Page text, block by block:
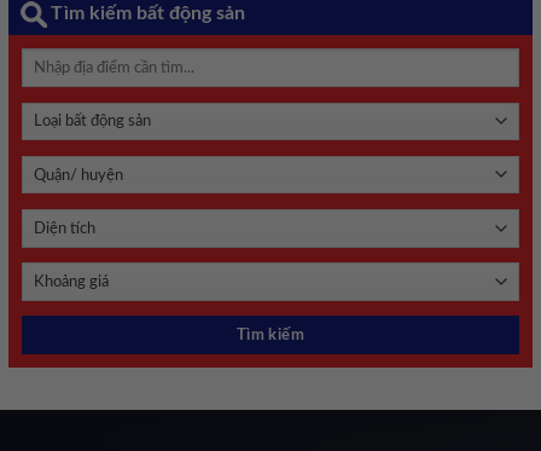
Tìm kiếm bất động sản